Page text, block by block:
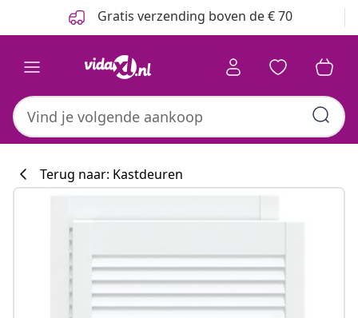
Gratis verzending boven de € 70
Terug naar: Kastdeuren